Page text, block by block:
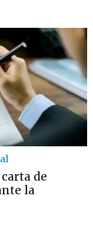
de
la